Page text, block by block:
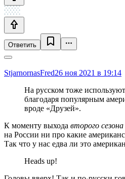
Ответить
StjarnornasFred26 ноя 2021 в 19:14
На русском тоже
благодаря популярным
вроде «Друзей».
К моменту выхода второго сезона
на России ни про какие
Так что у нас едва ли это
Heads up!